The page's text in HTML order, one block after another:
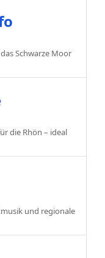
Schwarze Moor
die Rhön – ideal
und regionale